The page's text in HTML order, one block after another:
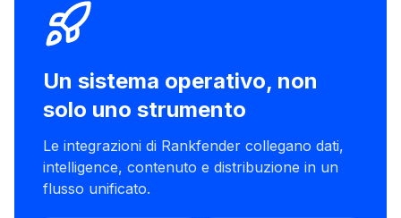
Un sistema operativo, non
solo uno strumento
Le integrazioni di Rankfender collegano dati,
intelligence, contenuto e distribuzione in un
flusso unificato.